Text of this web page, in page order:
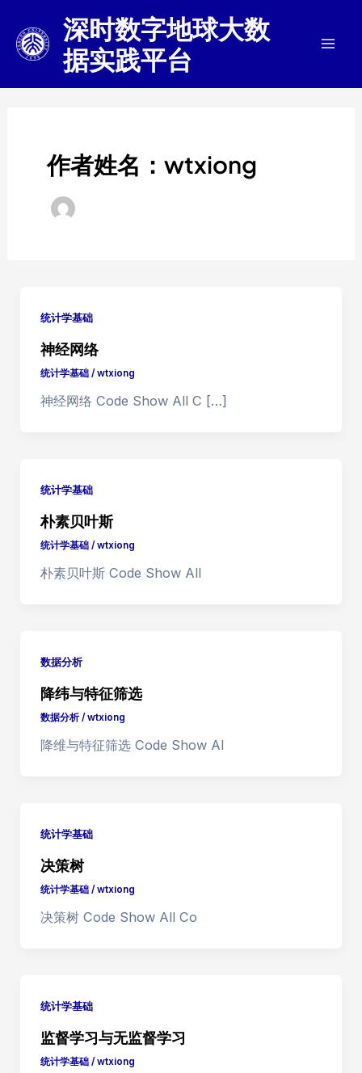
深时数字地球大数
据实践平台
作者姓名：wtxiong
统计学基础
神经网络
统计学基础/ wtxiong
神经网络 Code Show All C […]
统计学基础
朴素贝叶斯
统计学基础/ wtxiong
朴素贝叶斯 Code Show All
数据分析
降纬与特征筛选
数据分析/ wtxiong
降维与特征筛选 Code Show Al
统计学基础
决策树
统计学基础/ wtxiong
决策树 Code Show All Co
统计学基础
监督学习与无监督学习
统计学基础/ wtxiong